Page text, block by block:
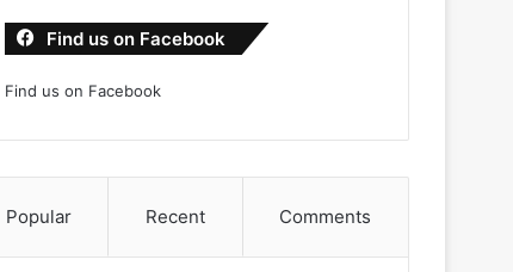
Find us on Facebook
Find us on Facebook
Popular Recent Comments